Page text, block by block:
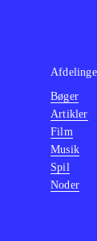
Bøger
Artikler
Film
Musik
Spil
Noder